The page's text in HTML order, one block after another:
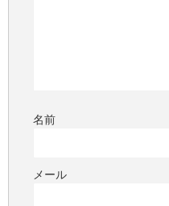
名前
メール